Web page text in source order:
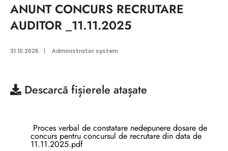
ANUNT CONCURS RECRUTARE
AUDITOR _11.11.2025
31.10.2025 | Administrator system
Descarcă fișierele atașate
Proces verbal de constatare nedepunere dosare de
concurs pentru concursul de recrutare din data de
11.11.2025.pdf